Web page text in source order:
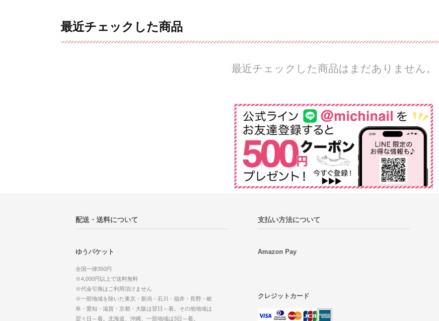
最近チェックした商品
最近チェックした商品はまだありません。
配送・送料について
ゆうパケット
全国一律350円
※4,000円以上で送料無料
※代金引換はご利用頂けません
※一部地域を除いた東京・新潟・石川・福井・長野・岐
阜・愛知・滋賀・京都・大阪は翌日～着。その他地域は
翌々日～着。北海道、沖縄、一部地域は3日～着。
支払い方法について
Amazon Pay
クレジットカード